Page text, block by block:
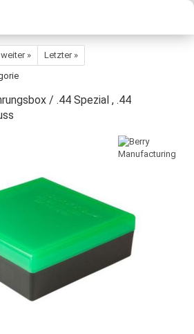
weiter »
Letzter »
/ .44 Spezial , .44